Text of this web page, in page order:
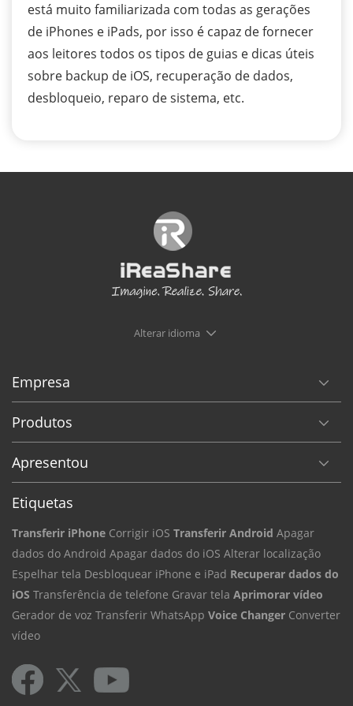
está muito familiarizada com todas as gerações
de iPhones e iPads, por isso é capaz de fornecer
aos leitores todos os tipos de guias e dicas úteis
sobre backup de iOS, recuperação de dados,
desbloqueio, reparo de sistema, etc.
Alterar idioma
Empresa
Produtos
Apresentou
Etiquetas
Transferir iPhone Corrigir iOS Transferir Android Apagar
dados do Android Apagar dados do iOS Alterar localização
Espelhar tela Desbloquear iPhone e iPad Recuperar dados do
iOS Transferência de telefone Gravar tela Aprimorar vídeo
Gerador de voz Transferir WhatsApp Voice Changer Converter
vídeo